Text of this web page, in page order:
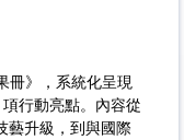
冊》，系統化呈現
行動亮點。內容從
藝升級，到與國際